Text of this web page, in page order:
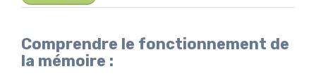
Comprendre le fonctionnement de
la mémoire :